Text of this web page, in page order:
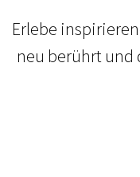
Erlebe
neu berührt und